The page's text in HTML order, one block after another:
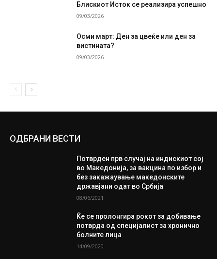
Блискиот Исток се реализира успешно
09/03/2026
Осми март: Ден за цвеќе или ден за
вистината?
09/03/2026
ОДБРАНИ ВЕСТИ
Потврден прв случај на индискиот сој
во Македонија, за вакцина по избор и
без закажаување македонските
државјани одат во Србија
08/06/2021
Ќе се пролонгира рокот за добивање
потврда од специјалист за хронично
болните лица
14/09/2020